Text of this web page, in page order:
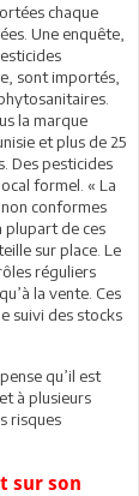
chaque
Une enquête,
sont importés,
la marque
et plus de 25
Des pesticides
formel. « La
conformes
plupart de ces
sur place. Le
réguliers
la vente. Ces
suivi des stocks
qu’il est
à plusieurs
risques
sur son